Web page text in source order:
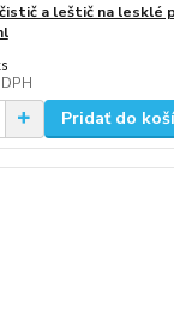
čistič a leštič na lesklé
Pridať do